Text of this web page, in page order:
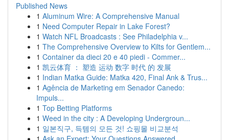
Published News
1 Aluminum Wire: A Comprehensive Manual
1 Need Computer Repair in Lake Forest?
1 Watch NFL Broadcasts : See Philadelphia v...
1 The Comprehensive Overview to Kilts for Gentlem...
1 Container da dieci 20 e 40 piedi - Commer...
1 凯云体育 ： 塑造 运动 数字 时代 的 发展
1 Indian Matka Guide: Matka 420, Final Ank & Trus...
1 Agência de Marketing em Senador Canedo:
Impuls...
1 Top Betting Platforms
1 Weed in the city : A Developing Undergroun...
1 일본직구, 득템의 모든 것! 쇼핑몰 비교분석